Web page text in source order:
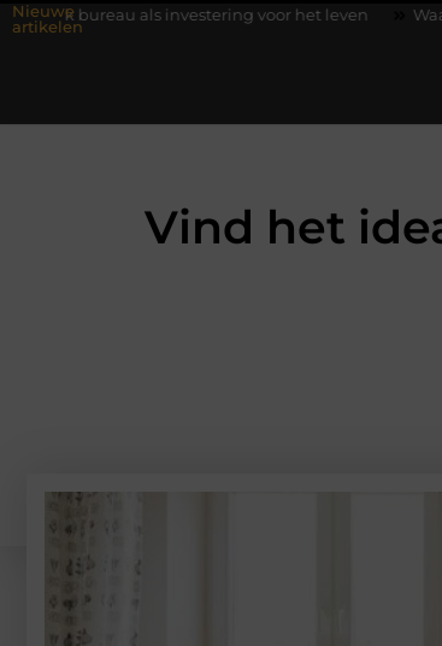
Nieuwe
artikelen
voor het leven Waarom online vlees
Vind het